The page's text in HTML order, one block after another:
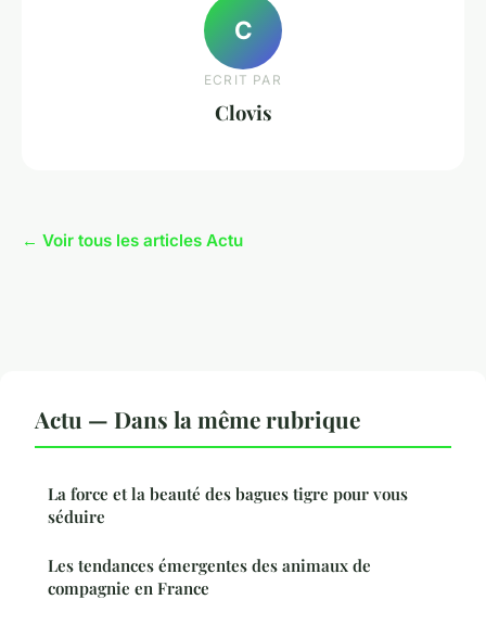
C
ECRIT PAR
Clovis
← Voir tous les articles Actu
Actu — Dans la même rubrique
La force et la beauté des bagues tigre pour vous
séduire
Les tendances émergentes des animaux de
compagnie en France